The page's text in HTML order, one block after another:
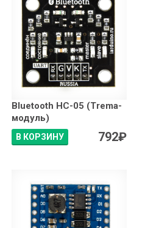
Bluetooth HC-05 (Trema-
модуль)
В КОРЗИНУ 792₽